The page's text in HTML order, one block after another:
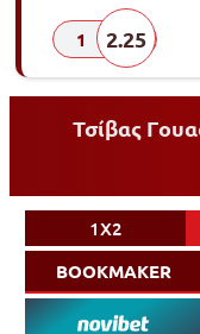
1 2.25
Τσίβας
1X2
BOOKMAKER